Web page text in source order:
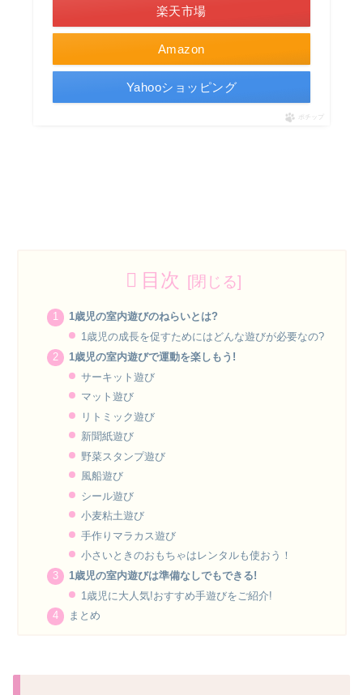
Amazon
楽天市場
Yahooショッピング
ポチップ
目次
1歳児の室内遊びのねらいとは?
1歳児の成長を促すためにはどんな遊びが必要なの?
1歳児の室内遊びで運動を楽しもう!
サーキット遊び
マット遊び
リトミック遊び
新聞紙遊び
野菜スタンプ遊び
風船遊び
シール遊び
小麦粘土遊び
手作りマラカス遊び
小さいときのおもちゃはレンタルも使おう！
1歳児の室内遊びは準備なしでもできる!
1歳児に大人気!おすすめ手遊びをご紹介!
まとめ